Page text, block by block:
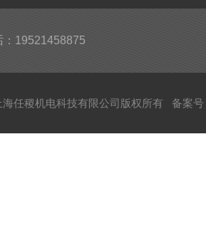
：19521458875
海任稷机电科技有限公司版权所有 备案号